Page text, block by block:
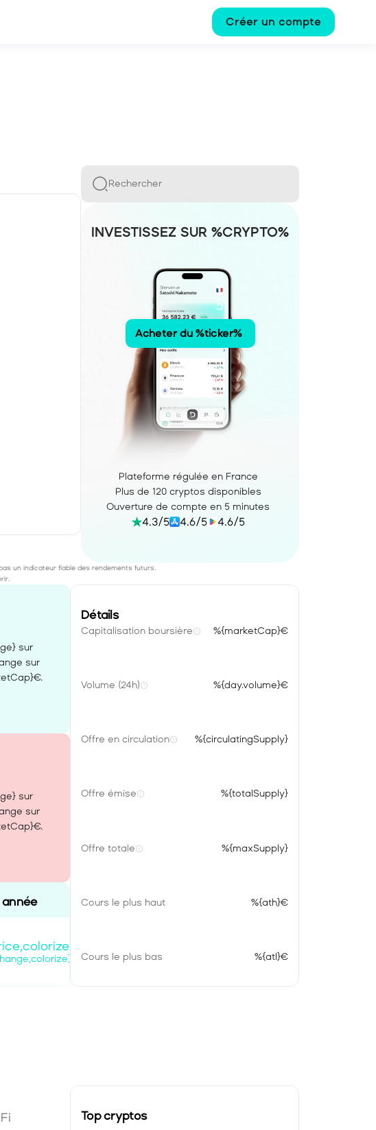
Créer un compte
Rechercher
Acheter du %ticker%
Plateforme régulée en France
Plus de 120 cryptos disponibles
Ouverture de compte en 5 minutes
4.3/5 4.6/5 4.6/5
INVESTISSEZ SUR %CRYPTO%
un indicateur fiable des rendements futurs.
sur
sur
sur
sur
année
Détails
Capitalisation boursière %{marketCap}€
Volume (24h) %{day.volume}€
Offre en circulation %{circulatingSupply}
Offre émise %{totalSupply}
Offre totale %{maxSupply}
Cours le plus haut %{ath}€
Cours le plus bas %{atl}€
Top cryptos